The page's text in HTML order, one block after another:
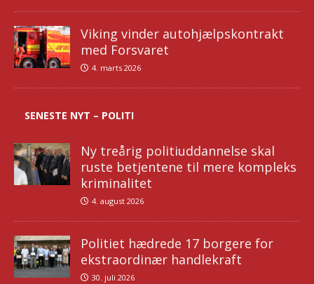
Viking vinder autohjælpskontrakt
med Forsvaret
4. marts 2026
SENESTE NYT – POLITI
Ny treårig politiuddannelse skal
ruste betjentene til mere kompleks
kriminalitet
4. august 2026
Politiet hædrede 17 borgere for
ekstraordinær handlekraft
30. juli 2026